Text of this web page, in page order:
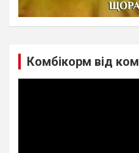
Комбікорм від